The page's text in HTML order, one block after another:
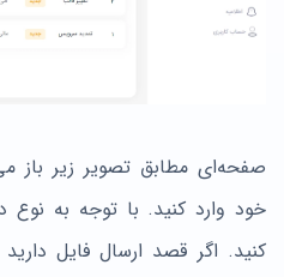
صفحه‌ای مطابق تصویر زیر باز
خود وارد کنید. با توجه به
کنید. اگر قصد ارسال فایل